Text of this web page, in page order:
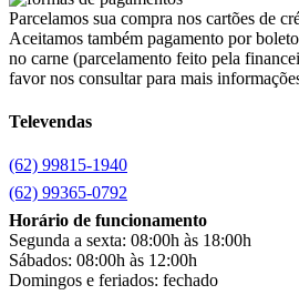
Cairu(7)
Canaã Moveis (0)
Canaã Móveis(2)
Carioca Móveis(8)
Clarice
clock
Colibri
Colli(53)
Colormaq(43)
Companhia do Estofado
Parcelamos sua compra nos cartões de
Aceitamos também pagamento por
no carne (parcelamento feito pela
favor nos consultar para mais
Televendas
(62) 99815-1940
(62) 99365-0792
Horário de funcionamento
Segunda a sexta: 08:00h às 18:00h
Sábados: 08:00h às 12:00h
Domingos e feriados: fechado